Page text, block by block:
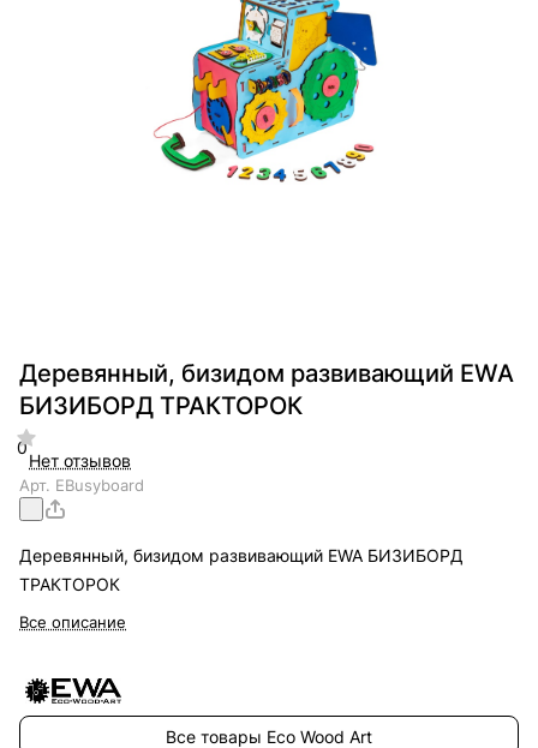
Деревянный, бизидом развивающий EWA
БИЗИБОРД ТРАКТОРОК
0
Нет отзывов
Арт. EBusyboard
Деревянный, бизидом развивающий EWA БИЗИБОРД
ТРАКТОРОК
Все описание
Все товары Eco Wood Art